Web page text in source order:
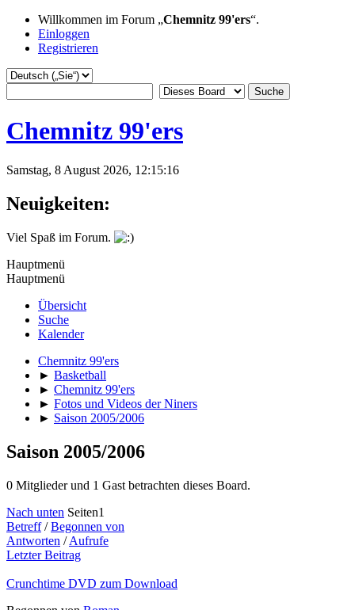
Willkommen im Forum „Chemnitz 99'ers“.
Einloggen
Registrieren
Chemnitz 99'ers
Samstag, 8 August 2026, 12:15:16
Neuigkeiten:
Viel Spaß im Forum.
Hauptmenü
Hauptmenü
Übersicht
Suche
Kalender
Chemnitz 99'ers
► Basketball
► Chemnitz 99'ers
► Fotos und Videos der Niners
► Saison 2005/2006
Saison 2005/2006
0 Mitglieder und 1 Gast betrachten dieses Board.
Nach unten Seiten1
Betreff/Begonnen von
Antworten /Aufrufe
Letzter Beitrag
Crunchtime DVD zum Download